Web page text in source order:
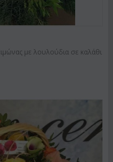
με λουλούδια σε καλάθι